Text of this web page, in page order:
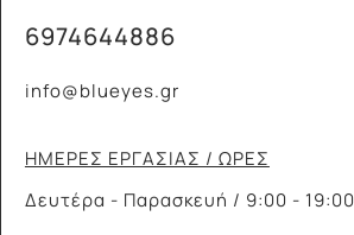
6974644886
info@blueyes.gr
ΗΜΕΡΕΣ ΕΡΓΑΣΙΑΣ / ΩΡΕΣ
Δευτέρα - Παρασκευή / 9:00 - 19:00